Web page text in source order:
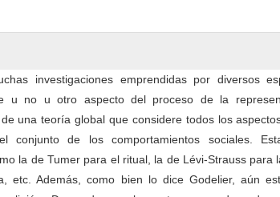
investigaciones emprendidas por diversos
u no u otro aspecto del proceso de la
una teoría global que considere todos los
conjunto de los comportamientos sociales.
la de Tumer para el ritual, la de Lévi-Strauss para
etc. Además, como bien lo dice Godelier, aún